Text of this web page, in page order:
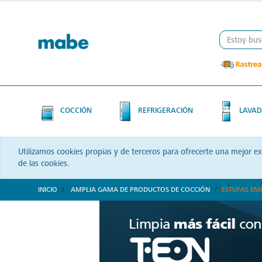
COCCIÓN REFRIGERACIÓN
Utilizamos cookies propias y de terceros para ofrecerte una mejor
de las cookies.
INICIO AMPLIA GAMA DE PRODUCTOS DE COCCIÓN ESTUFAS